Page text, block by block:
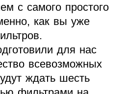
с самого простого
как вы уже
для нас
всевозможных
ждать шесть